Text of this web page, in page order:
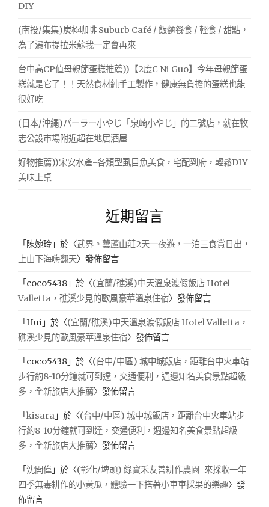
DIY
(南投/集集)炭極咖啡 Suburb Café / 飯麵餐食 / 輕食 / 甜點，
為了瀑布提拉米蘇我一定會再來
台中高CP值母親節蛋糕推薦))【2度C Ni Guo】今年母親節蛋
糕就是它了！！天然食材純手工製作，健康無負擔的蛋糕也能
很好吃
(日本/沖繩)パーラー小やじ「泉崎小やじ」的二號店，就在牧
志公設市場附近超在地居酒屋
好物推薦))宋安水產-各類型虱目魚美食，宅配到府，輕鬆DIY
美味上桌
近期留言
「 陳婉玲 」於〈武界。蕓蘆山莊2天一夜遊，一泊三食賞日出，
上山下海嗨翻天〉發佈留言
「 coco5438 」於〈(宜蘭/礁溪)中天溫泉渡假飯店 Hotel
Valletta，礁溪少見的歐風豪華溫泉住宿〉發佈留言
「Hui 」於〈(宜蘭/礁溪)中天溫泉渡假飯店 Hotel Valletta，
礁溪少見的歐風豪華溫泉住宿〉發佈留言
「 coco5438 」於〈(台中/中區) 城中城飯店，距離台中火車站
步行約8-10分鐘就可到達，交通便利，週邊知名美食景點超級
多，全新旅店大推薦〉發佈留言
「kisara 」於〈(台中/中區) 城中城飯店，距離台中火車站步
行約8-10分鐘就可到達，交通便利，週邊知名美食景點超級
多，全新旅店大推薦〉發佈留言
「沈開偉 」於〈(彰化/埤頭) 綠寶禾友善耕作農園-來採收一年
四季無毒耕作的小黃瓜，體驗一下搭著小車車採果的樂趣〉發
佈留言